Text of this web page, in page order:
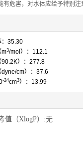
有危害，对水体应给予特别注
35.30
m3/mol ） ： 112.1
90.2K）： 277.8
dyne/cm） ： 37.6
-24cm3） ： 13.99
值（XlogP）:无